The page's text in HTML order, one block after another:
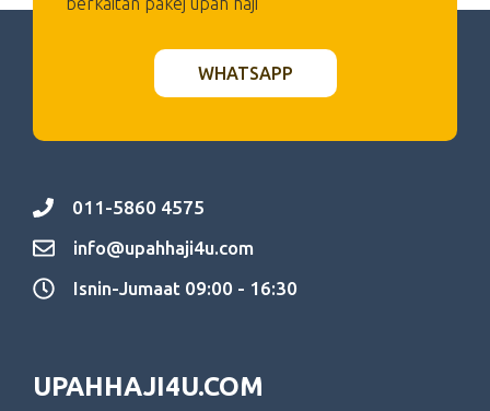
WHATSAPP
011-5860 4575
info@upahhaji4u.com
Isnin-Jumaat 09:00 - 16:30
UPAHHAJI4U.COM